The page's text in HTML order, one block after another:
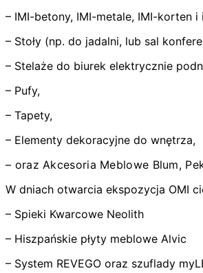
– IMI-betony, IMI-metale, IMI-korten i
– Stoły (np. do jadalni, lub sal
– Stelaże do biurek elektrycznie
– Pufy,
– Tapety,
– Elementy dekoracyjne do wnętrza,
– oraz Akcesoria Meblowe Blum,
W dniach otwarcia ekspozycja OMI
– Spieki Kwarcowe Neolith
– Hiszpańskie płyty meblowe Alvic
– System REVEGO oraz szuflady